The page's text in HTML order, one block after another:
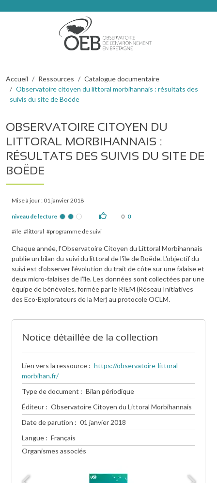
Fil d'Ariane
Accueil Ressources
Catalogue documentaire
Observatoire citoyen du littoral morbihannais : résultats des
suivis du site de Boëde
OBSERVATOIRE CITOYEN DU
LITTORAL MORBIHANNAIS :
RÉSULTATS DES SUIVIS DU SITE DE
BOËDE
Mise à jour : 01 janvier 2018
niveau de lecture 0 0
île littoral programme de suivi
Chaque année, l'Observatoire Citoyen du Littoral Morbihannais
publie un bilan du suivi du littoral de l'île de Boëde. L'objectif du
suivi est d'observer l’évolution du trait de côte sur une falaise et
deux micro-falaises de l’île. Les données sont collectées par une
équipe de bénévoles, formée par le RIEM (Réseau Initiatives
des Eco-Explorateurs de la Mer) au protocole OCLM.
Notice détaillée de la collection
Lien vers la ressource
https://observatoire-littoral-
morbihan.fr/
Type de document
Bilan périodique
Éditeur
Observatoire Citoyen du Littoral Morbihannais
Date de parution
01 janvier 2018
Langue
Français
Organismes associés